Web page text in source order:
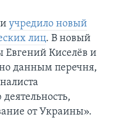
учредило новый
лиц. В новый
Киселёв и
данным перечня,
от Украины».